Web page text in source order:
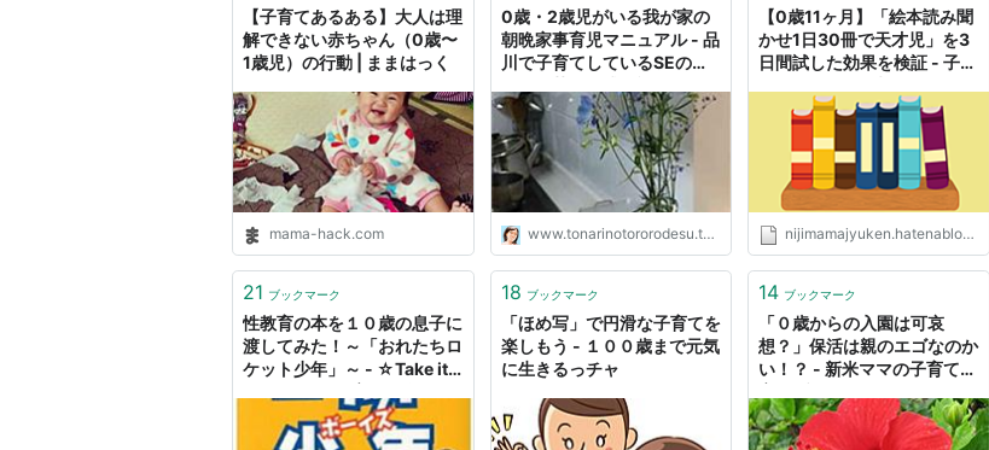
【子育てあるある】大人は理
解できない赤ちゃん（0歳〜
1歳児）の行動 | ままはっく
mama-hack.com
0歳・2歳児がいる我が家の
朝晩家事育児マニュアル - 品
川で子育てしているSEのゆ
www.tonarinotororodesu.tokyo
【0歳11ヶ月】「絵本読み聞
かせ1日30冊で天才児」を3
日間試した効果を検証 - 子育
nijimamajyuken.hatenablog.com
21 ブックマーク
性教育の本を１０歳の息子に
渡してみた！～「おれたちロ
ケット少年」～ - ☆Take it
み、成長できる日々を目指し
て～
18 ブックマーク
「ほめ写」で円滑な子育てを
楽しもう - １００歳まで元気
に生きるっチャ
14 ブックマーク
「０歳からの入園は可哀
想？」保活は親のエゴなのか
い！？ - 新米ママの子育て・